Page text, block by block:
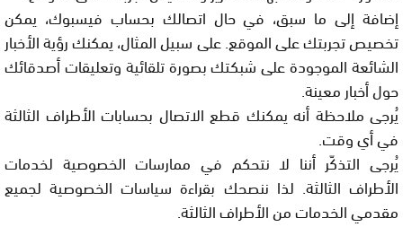
إضافة إلى ما سبق، في حال اتصالك بحساب فيسبوك، يمكن
تخصيص تجربتك على الموقع. على سبيل المثال، يمكنك رؤية الأخبار
الشائعة الموجودة على شبكتك بصورة تلقائية وتعليقات أصدقائك
حول أخبار معينة.
يُرجى ملاحظة أنه يمكنك قطع الاتصال بحسابات الأطراف الثالثة
في أي وقت.
يُرجى التذكّر أننا لا نتحكم في ممارسات الخصوصية لخدمات
الأطراف الثالثة. لذا ننصحك بقراءة سياسات الخصوصية لجميع
مقدمي الخدمات من الأطراف الثالثة.